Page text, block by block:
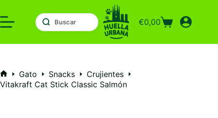
al
contenido
Carro
compra
€0,00
Inicio
Gato Snacks
Crujientes
Vitakraft Cat Stick Classic Salmón